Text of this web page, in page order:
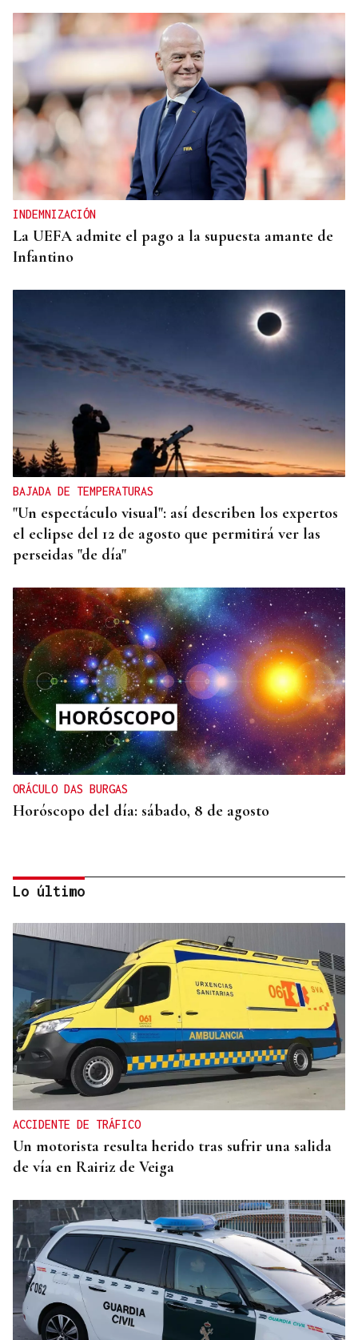
INDEMNIZACIÓN
La UEFA admite el pago a la supuesta amante de
Infantino
BAJADA DE TEMPERATURAS
"Un espectáculo visual": así describen los expertos
el eclipse del 12 de agosto que permitirá ver las
perseidas "de día"
ORÁCULO DAS BURGAS
Horóscopo del día: sábado, 8 de agosto
SEGURIDAD INFANTIL
Un tribunal de Estados Unidos multa a Meta con
567 millones de dólares por perjudicar la salud
mental de los menores
Lo último
ACCIDENTE DE TRÁFICO
Un motorista resulta herido tras sufrir una salida
de vía en Rairiz de Veiga